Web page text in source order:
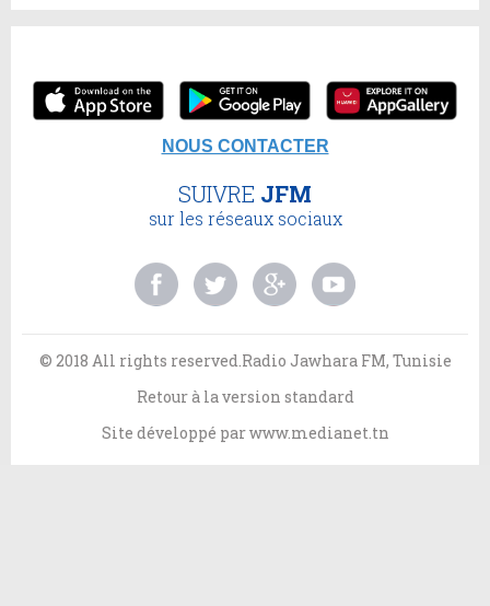
NOUS CONTACTER
SUIVRE JFM
sur les réseaux sociaux
© 2018 All rights reserved.Radio Jawhara FM, Tunisie
Retour à la version standard
Site développé parwww.medianet.tn